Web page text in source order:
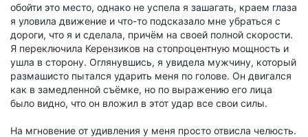
обойти это место, однако не успела я зашагать, краем глаза
я уловила движение и что-то подсказало мне убраться с
дороги, что я и сделала, причём на своей полной скорости.
Я переключила Керензиков на стопроцентную мощность и
ушла в сторону. Оглянувшись, я увидела мужчину, который
размашисто пытался ударить меня по голове. Он двигался
как в замедленной съёмке, но по выражению его лица
было видно, что он вложил в этот удар все свои силы.
На мгновение от удивления у меня просто отвисла челюсть.